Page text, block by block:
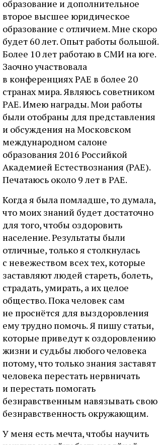
образование и дополнительное
второе высшее юридическое
образование с отличием. Мне скоро
будет 60 лет. Опыт работы большой.
Более 10 лет работаю в СМИ на юге.
Заочно участвовала
в конференциях РАЕ в более 20
странах мира. Являюсь советником
РАЕ. Имею награды. Мои работы
были отобраны для представления
и обсуждения на Московском
международном салоне
образования 2016 Российкой
Академией Естествознания (РАЕ).
Печатаюсь около 9 лет в РАЕ.
Когда я была помладше, то думала,
что моих знаний будет достаточно
для того, чтобы оздоровить
население. Результаты были
отличные, только я столкнулась
с невежеством всех тех, которые
заставляют людей стареть, болеть,
страдать, умирать, а их целое
общество. Пока человек сам
не проснётся для выздоровления
ему трудно помочь. Я пишу статьи,
которые приведут к оздоровлению
жизни и судьбы любого человека
потому, что только знания заставят
человека перестать нервничать
и перестать помогать
безнравственным навязывать свою
безнравственность окружающим.
У меня есть мечта, чтобы научить